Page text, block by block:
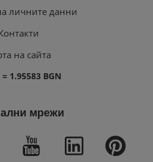
личните данни
на сайта
= 1.95583 BGN
мрежи